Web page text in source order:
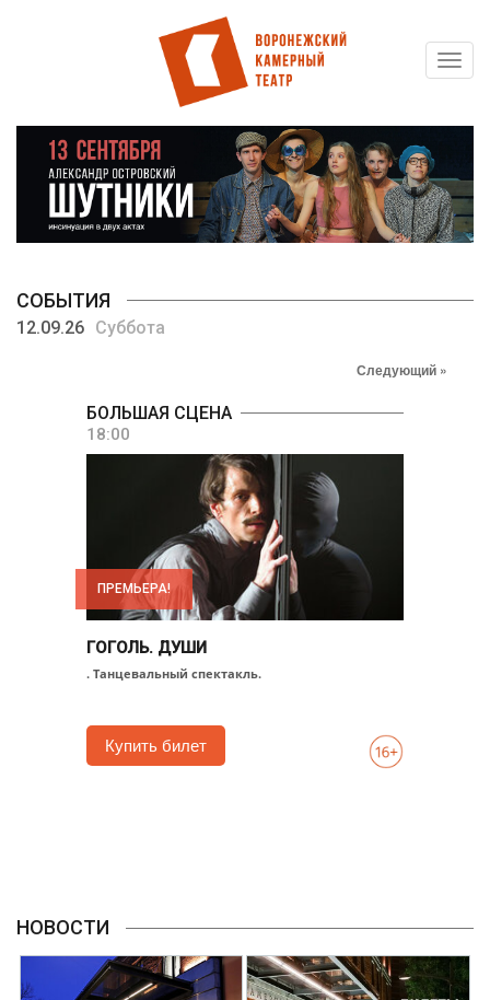
основному
содержанию
СОБЫТИЯ
12.09.26 Суббота
Следующий »
БОЛЬШАЯ СЦЕНА
18:00
ПРЕМЬЕРА!
ГОГОЛЬ. ДУШИ
. Танцевальный спектакль.
Купить билет
НОВОСТИ